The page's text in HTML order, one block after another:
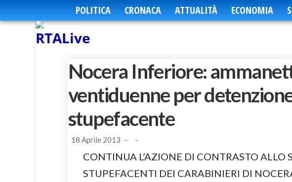
POLITICA CRONACA ATTUALITÀ ECONOMIA
Nocera Inferiore:
ventiduenne per
stupefacente
18 Aprile 2013 - -
CONTINUA L’AZIONE DI CONTRASTO ALLO
STUPEFACENTI DEI CARABINIERI DI